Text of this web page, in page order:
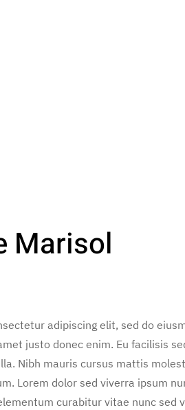
Marisol
adipiscing elit, sed do
justo donec enim. Eu facilisis
Nibh mauris cursus mattis
Lorem dolor sed viverra ipsum
curabitur vitae nunc sed